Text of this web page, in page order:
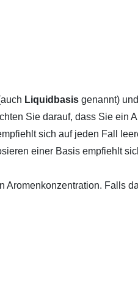
Liquidbasis genannt) und
Sie darauf, dass Sie ein
sich auf jeden Fall
einer Basis empfiehlt
Aromenkonzentration. Falls